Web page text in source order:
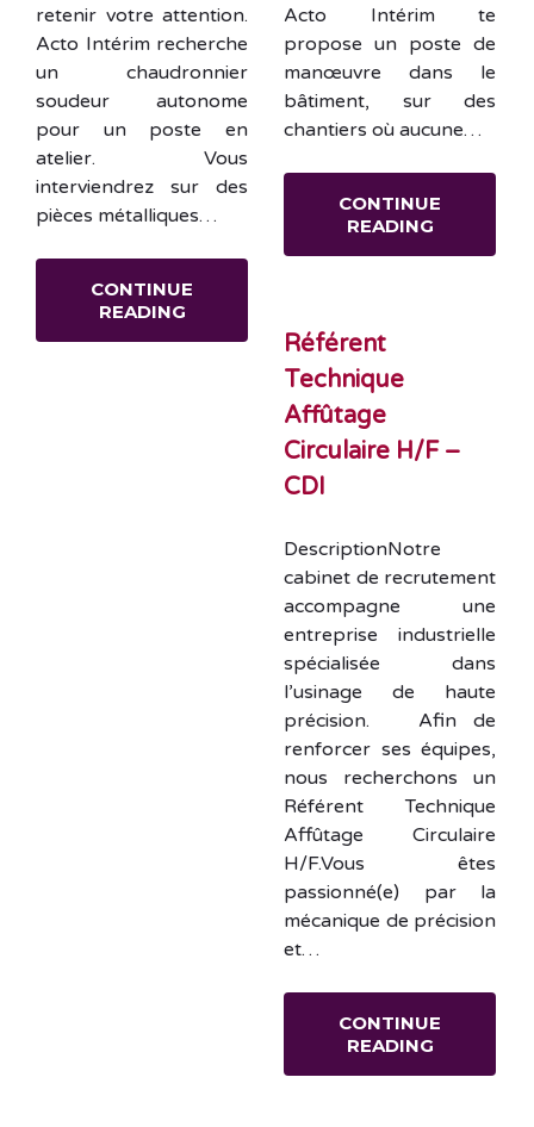
retenir votre attention.
Acto Intérim recherche
un chaudronnier
soudeur autonome
pour un poste en
atelier. Vous
interviendrez sur des
pièces métalliques…
CONTINUE
READING
Acto Intérim te
propose un poste de
manœuvre dans le
bâtiment, sur des
chantiers où aucune…
CONTINUE
READING
Référent
Technique
Affûtage
Circulaire H/F –
CDI
DescriptionNotre
cabinet de recrutement
accompagne une
entreprise industrielle
spécialisée dans
l’usinage de haute
précision. Afin de
renforcer ses équipes,
nous recherchons un
Référent Technique
Affûtage Circulaire
H/F.Vous êtes
passionné(e) par la
mécanique de précision
et…
CONTINUE
READING